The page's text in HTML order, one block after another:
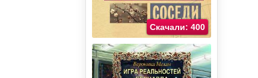
Скачали: 400